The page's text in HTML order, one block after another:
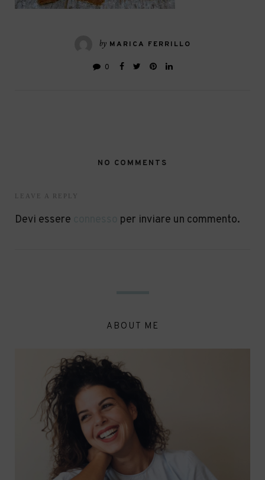
by MARICA FERRILLO
0
NO COMMENTS
LEAVE A REPLY
Devi essere per inviare un commento.
ABOUT ME